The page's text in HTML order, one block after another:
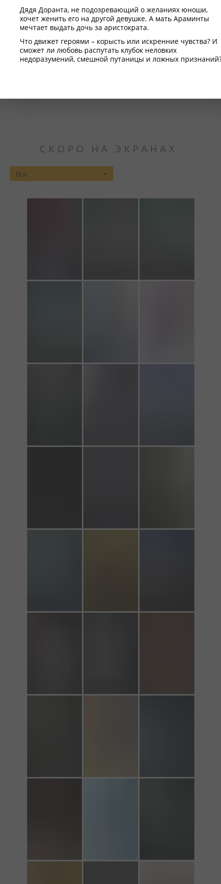
выводят её на след опасной угрозы. Пытаясь разобраться в
происходящем, Джемма оказывается перед выбором, от
которого может зависеть не только её судьба, но и будущее
всего мира.
Корни: Сага о вампирах
Пять блогеров, решают провести выходные вдали от
цивилизации, в глубине леса. Но беззаботный отдых
оборачивается кошмаром: их вторжение пробуждает
СКОРО НА ЭКРАНАХ
Все
Дядя Доранта, не подозревающий о желаниях юноши,
хочет женить его на другой девушке. А мать Араминты
мечтает выдать дочь за аристократа.
Что движет героями – корысть или искренние чувства? И
сможет ли любовь распутать клубок неловких
недоразумений, смешной путаницы и ложных